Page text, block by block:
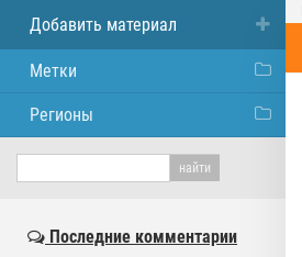
Добавить материал
Метки
Регионы
Последние комментарии